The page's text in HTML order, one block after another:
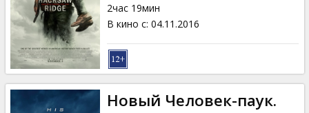
2час 19мин
В кино с: 04.11.2016
Новый Человек-паук.